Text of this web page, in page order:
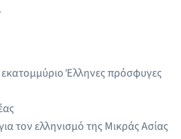
Έλληνες πρόσφυγες
τον ελληνισμό της Μικράς Ασίας